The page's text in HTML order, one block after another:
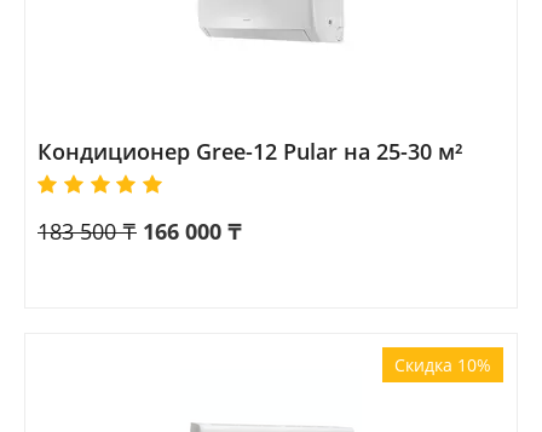
Кондиционер Gree-12 Pular на 25-30 м²
183 500 ₸ 166 000 ₸
Скидка 10%